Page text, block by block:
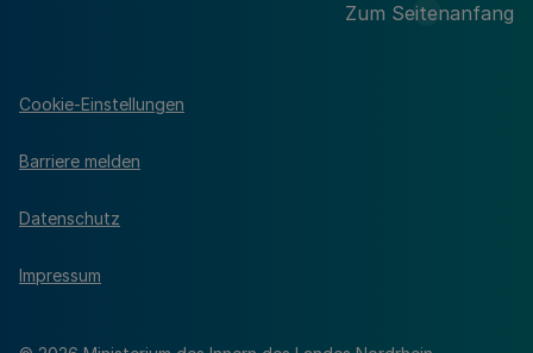
Zum Seitenanfang
Cookie-Einstellungen
Barriere melden
Datenschutz
Impressum